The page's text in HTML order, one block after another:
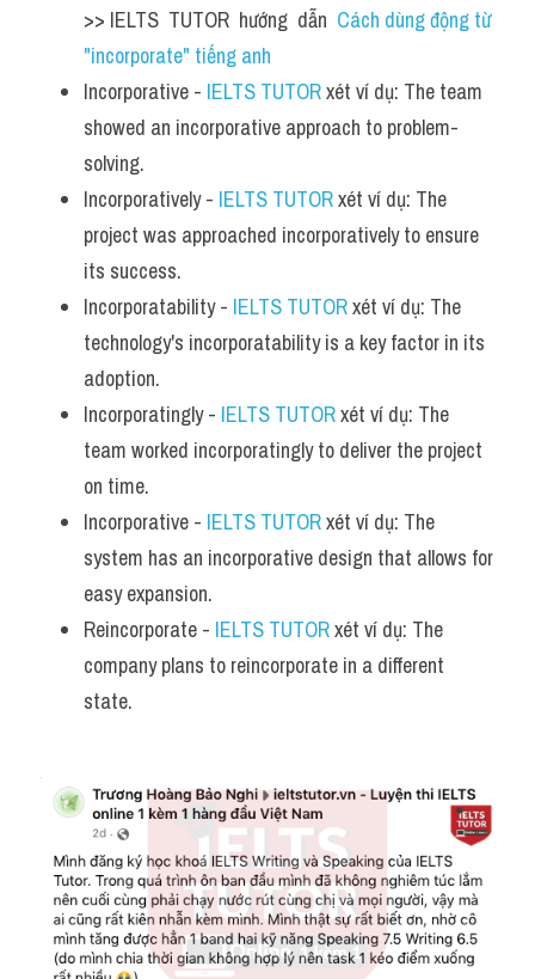
>> IELTS  TUTOR  hướng  dẫn Cách dùng động từ
"incorporate" tiếng anh
Incorporative - IELTS TUTOR xét ví dụ: The team
showed an incorporative approach to problem-
solving.
Incorporatively - IELTS TUTOR xét ví dụ: The
project was approached incorporatively to ensure
its success.
Incorporatability - IELTS TUTOR xét ví dụ: The
technology's incorporatability is a key factor in its
adoption.
Incorporatingly - IELTS TUTOR xét ví dụ: The
team worked incorporatingly to deliver the project
on time.
Incorporative - IELTS TUTOR xét ví dụ: The
system has an incorporative design that allows for
easy expansion.
Reincorporate - IELTS TUTOR xét ví dụ: The
company plans to reincorporate in a different
state.